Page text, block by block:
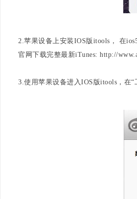
2.苹果设备上安装IOS版itools， 在
官网下载完整最新iTunes: http://
3.使用苹果设备进入IOS版itools，在